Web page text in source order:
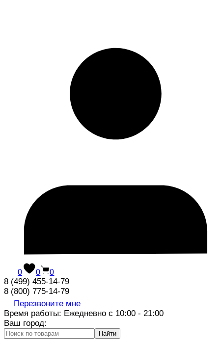
0 0 0
8 (499) 455-14-79
8 (800) 775-14-79
Перезвоните мне
Время работы: Ежедневно с 10:00 - 21:00
Ваш город:
Найти